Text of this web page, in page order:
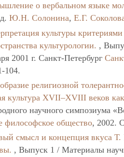
о вербальном языке
Ю.Н. Солонина,Е.Г.
культуры
культурологии. ,
2001 г. Санкт-Петербург
104.
религиозной
культура XVII–XVIII веков
научного симпозиума
философское общество, 2002.
смысл и концепция вкуса Т.
, Выпуск 1 / Материалы